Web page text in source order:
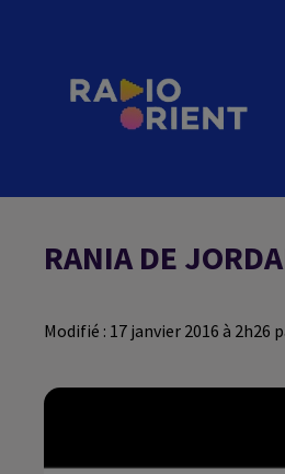
RANIA DE
Modifié : 17 janvier 2016 à 2h26